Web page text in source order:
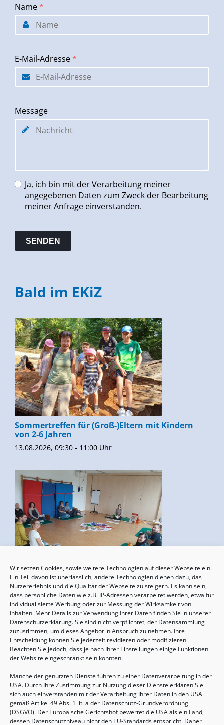
Wir setzen Cookies, sowie weitere Technologien auf dieser Webseite ein.
Ein Teil davon ist unerlässlich, andere Technologien dienen dazu, das
Nutzererlebnis und die Qualität der Webseite zu steigern. Es kann sein,
dass persönliche Daten wie z.B. IP-Adressen verarbeitet werden, etwa für
individualisierte Werbung oder zur Messung der Wirksamkeit von
Inhalten. Mehr Details zur Verwendung Ihrer Daten finden Sie in unserer
Datenschutzerklärung. Sie sind nicht verpflichtet, der Datensammlung
zuzustimmen, um dieses Angebot in Anspruch zu nehmen. Ihre
Entscheidung können Sie jederzeit revidieren oder modifizieren.
Beachten Sie jedoch, dass je nach Ihrer Einstellungen einige Funktionen
der Website eingeschränkt sein könnten.
Manche der genutzten Dienste führen zu einer Datenverarbeitung in der
USA. Durch Ihre Zustimmung zur Nutzung dieser Dienste erklären Sie
sich auch einverstanden mit der Verarbeitung Ihrer Daten in den USA
gemäß Artikel 49 Abs. 1 lit. a der Datenschutz-Grundverordnung
(DSGVO). Der Europäische Gerichtshof bewertet die USA als ein Land,
dessen Datenschutzniveau nicht den EU-Standards entspricht. Daher
Name *
E-Mail-Adresse *
Message
Ja, ich bin mit der Verarbeitung meiner
angegebenen Daten zum Zweck der Bearbeitung
meiner Anfrage einverstanden.
Bald im EKiZ
Sommertreffen für (Groß-)Eltern mit Kindern
von 2-6 Jahren
13.08.2026, 09:30 - 11:00 Uhr
Geburtsvorbereitung
15.08.2026, 10:00 - 17:00 Uhr
Sommertreffen für (Groß-)Eltern mit Kindern